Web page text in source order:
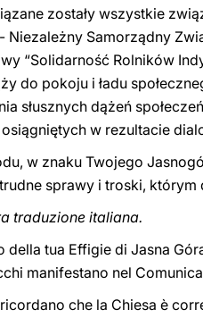
zostały wszystkie
Samorządny
“Solidarność Rolników
do pokoju i ładu
słusznych dążeń
w rezultacie
w znaku Twojego
sprawy i troski,
traduzione italiana.
della tua Effigie di Jasna
manifestano nel
che la Chiesa è